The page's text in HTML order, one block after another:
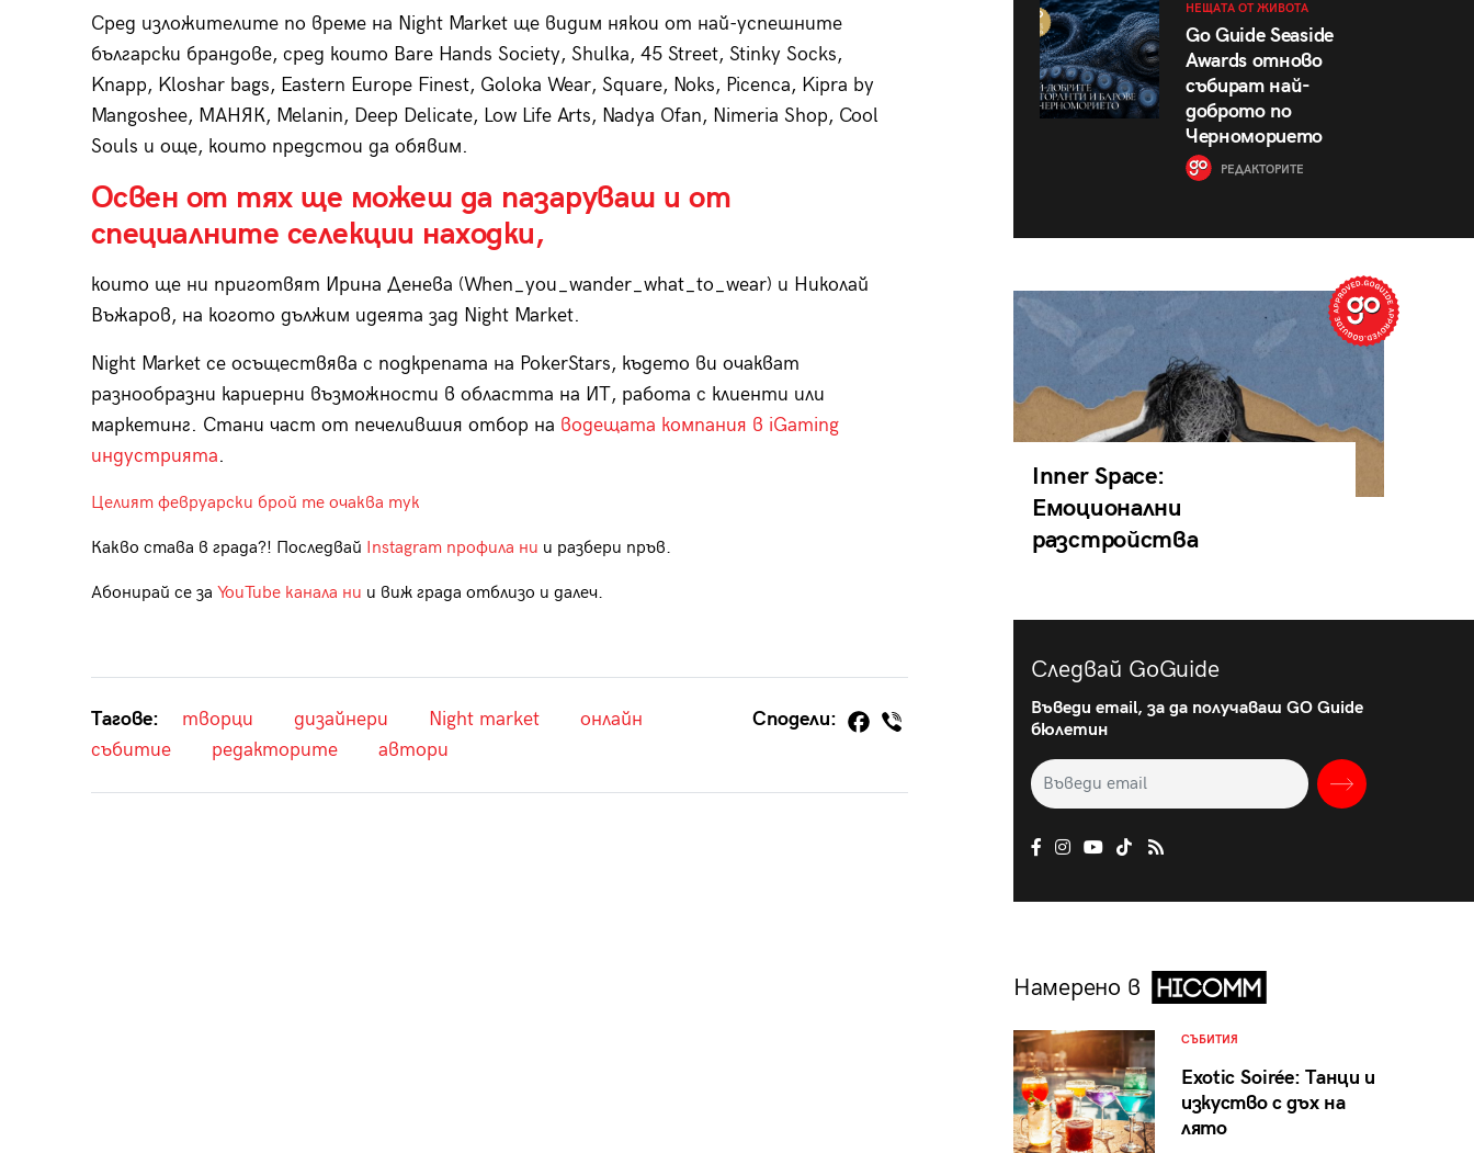
Сред изложителите по време на Night Market ще видим някои от най-успешните
български брандове, сред които Bare Hands Society, Shulka, 45 Street, Stinky Socks,
Knapp, Kloshar bags, Eastern Europe Finest, Goloka Wear, Square, Noks, Picenca, Kipra by
Mangoshee, МАНЯК, Melanin, Deep Delicate, Low Life Arts, Nadya Ofan, Nimeria Shop, Cool
Souls и още, които предстои да обявим.
Освен от тях ще можеш да пазаруваш и от
специалните селекции находки,
които ще ни приготвят Ирина Денева (When_you_wander_what_to_wear) и Николай
Въжаров, на когото дължим идеята зад Night Market.
Night Market се осъществява с подкрепата на PokerStars, където ви очакват
разнообразни кариерни възможности в областта на ИТ, работа с клиенти или
маркетинг. Стани част от печелившия отбор на водещата компания в iGaming
индустрията.
Целият февруарски брой те очаква тук
Какво става в града?! Последвай Instagram профила ни и разбери пръв.
Абонирай се за YouTube канала ни и виж града отблизо и далеч.
Тагове: творци дизайнери Night market
онлайн
събитие
редакторите автори
Сподели:
НЕЩАТА ОТ ЖИВОТА
Go Guide Seaside
Awards отново
събират най-
доброто по
Черноморието
РЕДАКТОРИТЕ
Inner Space:
Емоционални
разстройства
Следвай GoGuide
Въведи email, за да получаваш GO Guide
бюлетин
Намерено в
СЪБИТИЯ
Exotic Soirée: Танци и
изкуство с дъх на
лято